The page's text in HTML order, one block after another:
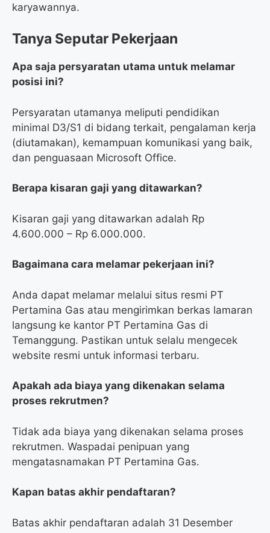
karyawannya.
Tanya Seputar Pekerjaan
Apa saja persyaratan utama untuk melamar
posisi ini?
Persyaratan utamanya meliputi pendidikan
minimal D3/S1 di bidang terkait, pengalaman kerja
(diutamakan), kemampuan komunikasi yang baik,
dan penguasaan Microsoft Office.
Berapa kisaran gaji yang ditawarkan?
Kisaran gaji yang ditawarkan adalah Rp
4.600.000 – Rp 6.000.000.
Bagaimana cara melamar pekerjaan ini?
Anda dapat melamar melalui situs resmi PT
Pertamina Gas atau mengirimkan berkas lamaran
langsung ke kantor PT Pertamina Gas di
Temanggung. Pastikan untuk selalu mengecek
website resmi untuk informasi terbaru.
Apakah ada biaya yang dikenakan selama
proses rekrutmen?
Tidak ada biaya yang dikenakan selama proses
rekrutmen. Waspadai penipuan yang
mengatasnamakan PT Pertamina Gas.
Kapan batas akhir pendaftaran?
Batas akhir pendaftaran adalah 31 Desember